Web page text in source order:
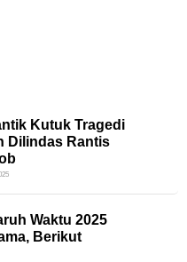
Kutuk Tragedi
Dilindas Rantis
Waktu 2025
Berikut